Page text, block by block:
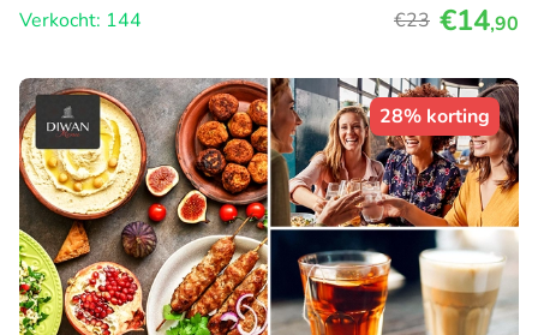
Verkocht: 144
€23 €14,90
28% korting